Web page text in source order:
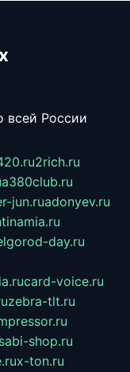
всей России
2rich.ru
a380club.ru
jun.ruadonyev.ru
day.ru
card-voice.ru
zebra-tlt.ru
shop.ru
x-ton.ru